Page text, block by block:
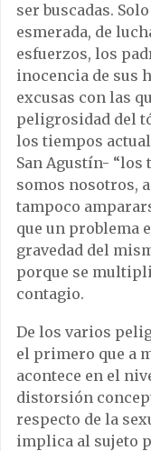
ser buscadas.
esmerada, de
esfuerzos, los
inocencia de sus
excusas con las
peligrosidad del
los tiempos
San Agustín- “los
somos nosotros,
tampoco
que un problema
gravedad del
porque se
contagio.
De los varios
el primero que a
acontece en el
distorsión
respecto de la
implica al sujeto